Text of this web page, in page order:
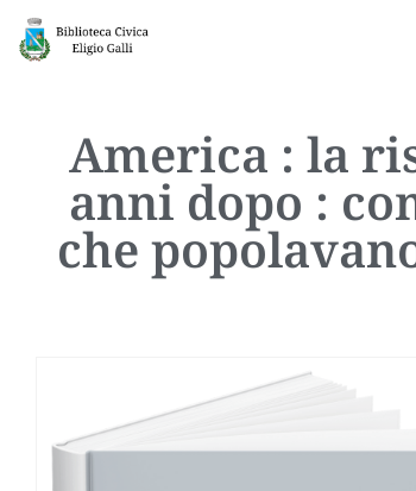
America : la
anni dopo :
che